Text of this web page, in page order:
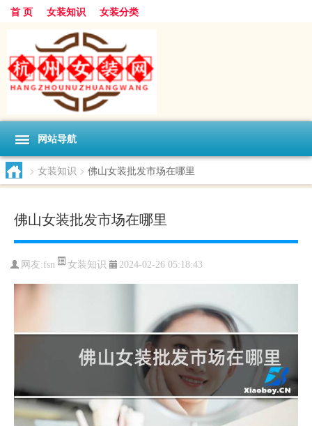
首 页 女装知识 女装分类
网站导航
> 女装知识 > 佛山女装批发市场在哪里
佛山女装批发市场在哪里
网友:fsn 女装知识 2024-02-26 05:18:43